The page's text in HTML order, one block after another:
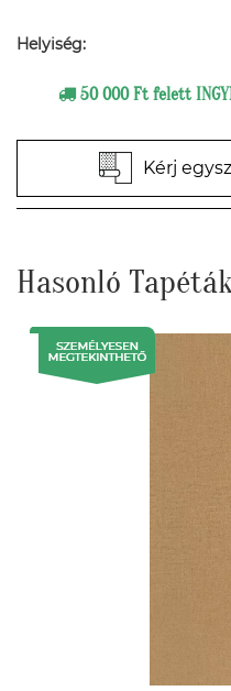
Helyiség:
50 000 Ft felett
Kérj
Hasonló